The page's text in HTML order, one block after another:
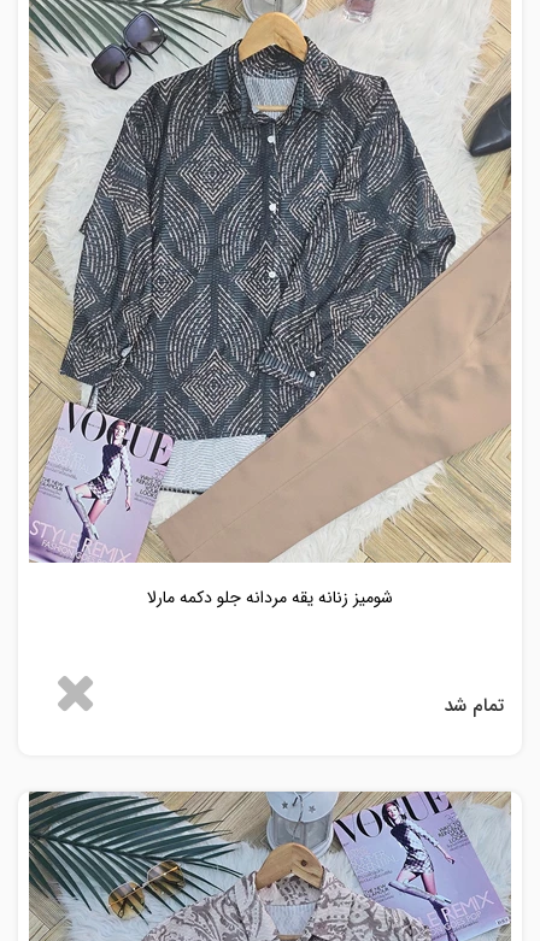
شومیز زنانه یقه مردانه جلو دکمه مارلا
تمام شد